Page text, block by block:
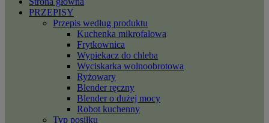
PRZEPISY
Przepis według produktu
Kuchenka mikrofalowa
Frytkownica
Wypiekacz do chleba
Wyciskarka wolnoobrotowa
Ryżowary
Blender ręczny
Blender o dużej mocy
Robot kuchenny
Typ posiłku